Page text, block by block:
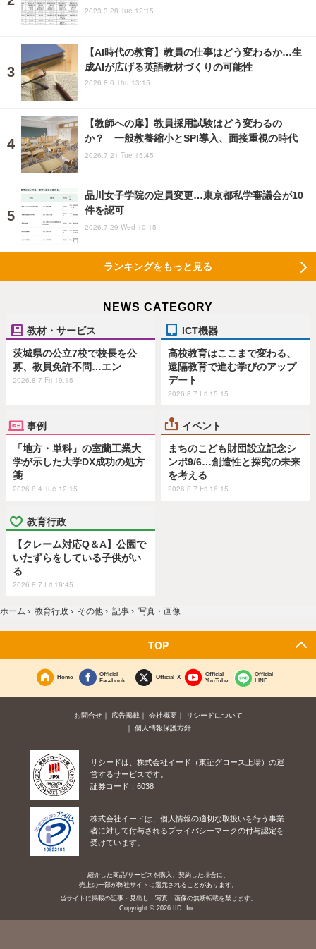
2023.3.28 Tue 12:15
【AI時代の教育】教員の仕事はどう変わるか…生
成AIが広げる英語教材づくりの可能性
2026.8.6 Thu 13:15
【教師への扉】教員採用試験はどう変わるの
か？ 一般教養縮小とSPI導入、面接重視の時代
2026.7.21 Tue 15:45
品川女子学院の定員変更…東京都私学審議会が10
件を認可
2026.7.29 Wed 10:15
ランキングをもっと見る
NEWS CATEGORY
教材・サービス
茨城県の公立7校で校長を公
募、教員免許不問…エン
2026.8.7 Fri 19:15
ICT機器
高校教育はここまで変わる、
遠隔教育で進む学びのアップ
デート
2026.8.7 Fri 15:15
事例
「地方・単科」の室蘭工業大
学が示した大学DX成功の処方
箋
2026.8.4 Tue 12:15
イベント
まちのこども財団設立記念シ
ンポ9/6…創造性と探究の未来
を考える
2026.8.7 Fri 16:15
教育行政
【クレーム対応Q＆A】公園で
いたずらをしている子供がい
る
2026.8.7 Fri 19:45
ホーム › 教育行政 › その他 › 記事 › 写真・画像
TOP
Home
Official
Facebook
Official X
Official
YouTube
Official
LINE
お問合せ 広告掲載 会社概要
リシードについて
個人情報保護方針
リシードは、株式会社イード（東証グロース上場）の運
営するサービスです。
証券コード：6038
株式会社イードは、個人情報の適切な取扱いを行う事業
者に対して付与されるプライバシーマークの付与認定を
受けています。
紹介した商品/サービスを購入、契約した場合に、
売上の一部が弊社サイトに還元されることがあります。
当サイトに掲載の記事・見出し・写真・画像の無断転載を禁じます。
Copyright © 2026 IID, Inc.